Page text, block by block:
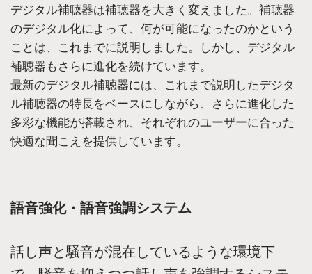
デジタル補聴器は補聴器を大きく変えました。補聴器
のデジタル化によって、何が可能になったのかという
ことは、これまでに説明しました。しかし、デジタル
補聴器もさらに進化を続けています。
最新のデジタル補聴器には、これまで説明したデジタ
ル補聴器の特長をベースにしながら、さらに進化した
多彩な機能が搭載され、それぞれのユーザーに合った
快適な聞こえを提供しています。
語音強化・語音強調システム
話し声と騒音が混在しているような環境下